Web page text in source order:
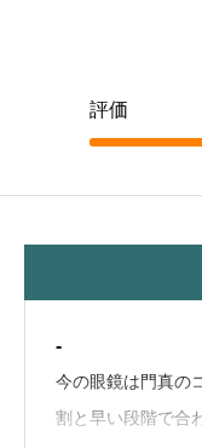
評価
-
今の眼鏡は門真の
割と早い段階で合